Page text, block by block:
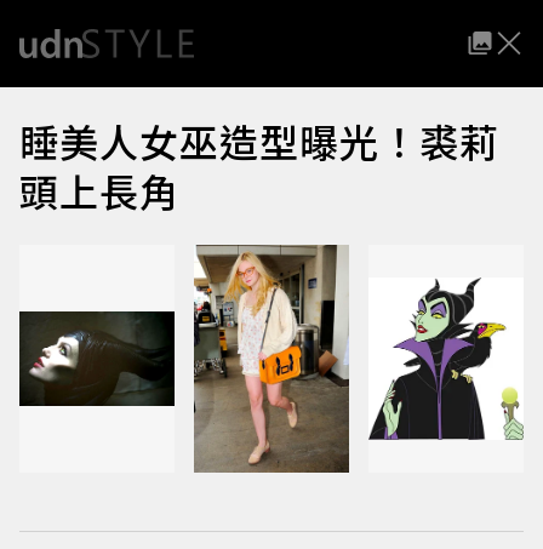
睡美人女巫造型曝光！裘莉
頭上長角